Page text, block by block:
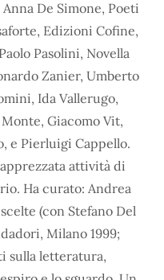
De Simone, Poeti
Edizioni Cofine,
Pasolini, Novella
Zanier, Umberto
Ida Vallerugo,
Giacomo Vit,
e Pierluigi Cappello.
attività di
Ha curato: Andrea
(con Stefano Del
Milano 1999;
sulla letteratura,